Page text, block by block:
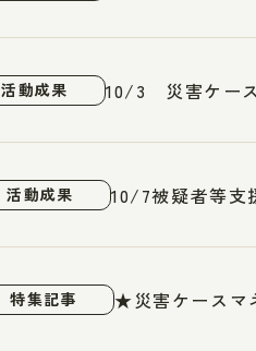
活動成果 10/3 災害ケース
活動成果 10/7被疑者等支
特集記事 ★災害ケースマ